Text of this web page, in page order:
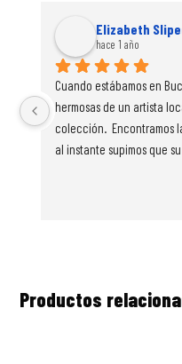
Elizabeth
hace 1 año
Cuando estábamos en
hermosas de un artista
colección.  Encontramos
al instante supimos que
de arte.  Beatriz nos
Productos